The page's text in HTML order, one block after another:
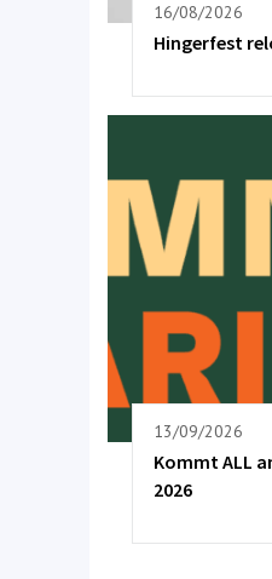
16/08/2026
Hingerfest
13/09/2026
Kommt ALL
2026